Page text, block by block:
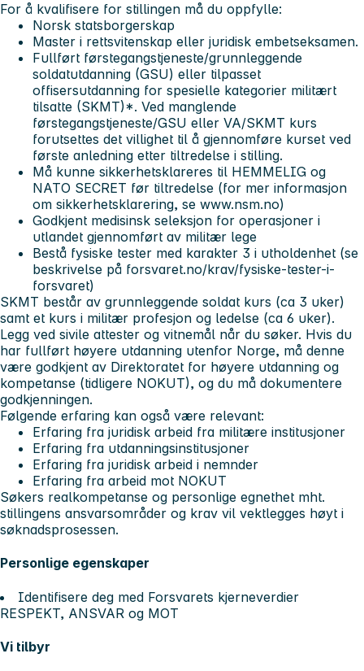
For å kvalifisere for stillingen må du oppfylle:
Norsk statsborgerskap
Master i rettsvitenskap eller juridisk embetseksamen.
Fullført førstegangstjeneste/grunnleggende
soldatutdanning (GSU) eller tilpasset
offisersutdanning for spesielle kategorier militært
tilsatte (SKMT)*. Ved manglende
førstegangstjeneste/GSU eller VA/SKMT kurs
forutsettes det villighet til å gjennomføre kurset ved
første anledning etter tiltredelse i stilling.
Må kunne sikkerhetsklareres til HEMMELIG og
NATO SECRET før tiltredelse (for mer informasjon
om sikkerhetsklarering, se www.nsm.no)
Godkjent medisinsk seleksjon for operasjoner i
utlandet gjennomført av militær lege
Bestå fysiske tester med karakter 3 i utholdenhet (se
beskrivelse på forsvaret.no/krav/fysiske-tester-i-
forsvaret)
SKMT består av grunnleggende soldat kurs (ca 3 uker)
samt et kurs i militær profesjon og ledelse (ca 6 uker).
Legg ved sivile attester og vitnemål når du søker. Hvis du
har fullført høyere utdanning utenfor Norge, må denne
være godkjent av Direktoratet for høyere utdanning og
kompetanse (tidligere NOKUT), og du må dokumentere
godkjenningen.
Følgende erfaring kan også være relevant:
Erfaring fra juridisk arbeid fra militære institusjoner
Erfaring fra utdanningsinstitusjoner
Erfaring fra juridisk arbeid i nemnder
Erfaring fra arbeid mot NOKUT
Søkers realkompetanse og personlige egnethet mht.
stillingens ansvarsområder og krav vil vektlegges høyt i
søknadsprosessen.
Personlige egenskaper
Identifisere deg med Forsvarets kjerneverdier
RESPEKT, ANSVAR og MOT
Vi tilbyr